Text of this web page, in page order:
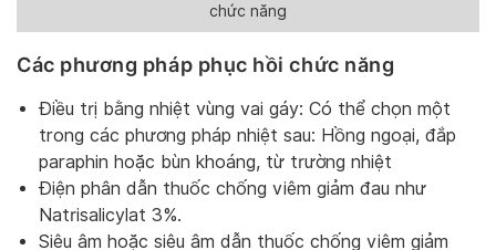
chức năng
Các phương pháp phục hồi chức năng
Điều trị bằng nhiệt vùng vai gáy: Có thể chọn một
trong các phương pháp nhiệt sau: Hồng ngoại, đắp
paraphin hoặc bùn khoáng, từ trường nhiệt
Điện phân dẫn thuốc chống viêm giảm đau như
Natrisalicylat 3%.
Siêu âm hoặc siêu âm dẫn thuốc chống viêm giảm